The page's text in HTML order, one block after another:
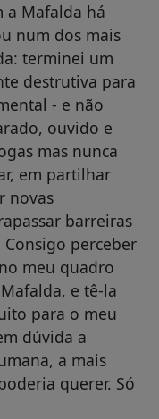
a Mafalda há
num dos mais
terminei um
destrutiva para
- e não
ouvido e
mas nunca
em partilhar
novas
barreiras
perceber
meu quadro
e tê-la
para o meu
dúvida a
a mais
querer. Só